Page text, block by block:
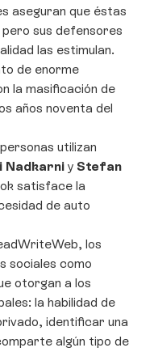
aseguran que éstas
sus defensores
las estimulan.
de enorme
la masificación de
años noventa del
utilizan
Nadkarni y Stefan
satisface la
de auto
los
sociales como
otorgan a los
la habilidad de
identificar una
algún tipo de